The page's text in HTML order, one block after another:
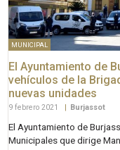
MUNICIPAL
El Ayuntamiento de
vehículos de la
nuevas unidades
9 febrero 2021 Burjassot
El Ayuntamiento de
Municipales que dirige